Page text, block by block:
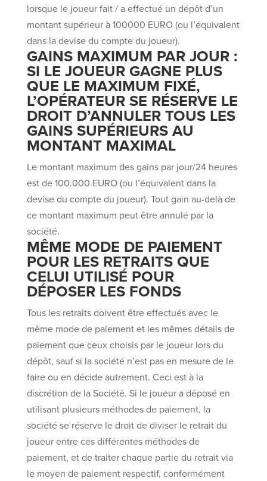
lorsque le joueur fait / a effectué un dépôt d’un
montant supérieur à 100000 EURO (ou l’équivalent
dans la devise du compte du joueur).
GAINS MAXIMUM PAR JOUR :
SI LE JOUEUR GAGNE PLUS
QUE LE MAXIMUM FIXÉ,
L’OPÉRATEUR SE RÉSERVE LE
DROIT D’ANNULER TOUS LES
GAINS SUPÉRIEURS AU
MONTANT MAXIMAL
Le montant maximum des gains par jour/24 heures
est de 100.000 EURO (ou l’équivalent dans la
devise du compte du joueur). Tout gain au-delà de
ce montant maximum peut être annulé par la
société.
MÊME MODE DE PAIEMENT
POUR LES RETRAITS QUE
CELUI UTILISÉ POUR
DÉPOSER LES FONDS
Tous les retraits doivent être effectués avec le
même mode de paiement et les mêmes détails de
paiement que ceux choisis par le joueur lors du
dépôt, sauf si la société n’est pas en mesure de le
faire ou en décide autrement. Ceci est à la
discrétion de la Société. Si le joueur a déposé en
utilisant plusieurs méthodes de paiement, la
société se réserve le droit de diviser le retrait du
joueur entre ces différentes méthodes de
paiement, et de traiter chaque partie du retrait via
le moyen de paiement respectif, conformément